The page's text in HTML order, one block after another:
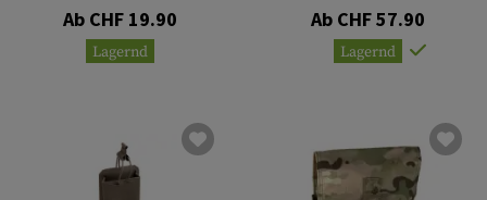
Ab CHF 19.90
Lagernd
Ab CHF 57.90
Lagernd